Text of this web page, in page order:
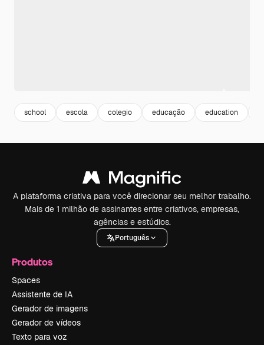
school escola colegio educação education
A plataforma criativa para você direcionar seu melhor trabalho.
Mais de 1 milhão de assinantes entre criativos, empresas,
agências e estúdios.
Português
Produtos
Spaces
Assistente de IA
Gerador de imagens
Gerador de vídeos
Texto para voz